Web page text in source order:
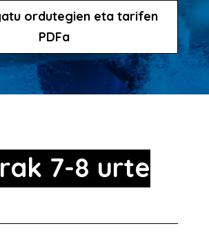
ordutegien eta tarifen
PDFa
7-8 urte